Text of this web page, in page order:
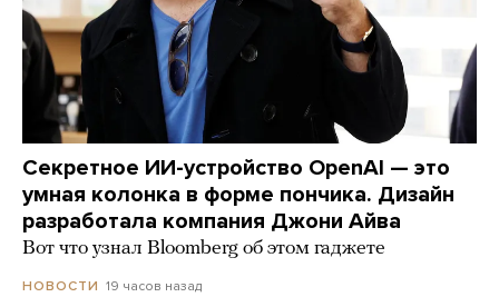
Секретное ИИ-устройство OpenAI — это
умная колонка в форме пончика. Дизайн
разработала компания Джони Айва
Вот что узнал Bloomberg об этом гаджете
НОВОСТИ 19 часов назад